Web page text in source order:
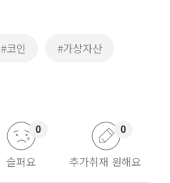
#코인 #가상자산
슬퍼요
0
추가취재 원해요
0